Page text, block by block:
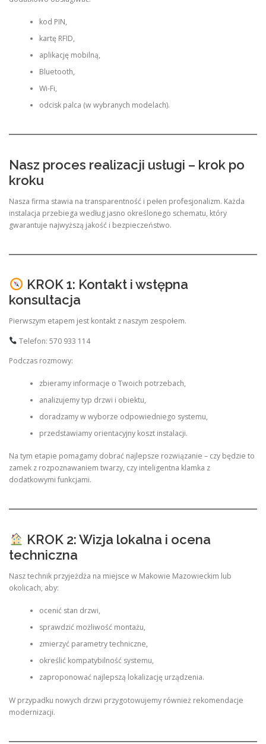
kod PIN,
kartę RFID,
aplikację mobilną,
Bluetooth,
Wi-Fi,
odcisk palca (w wybranych modelach).
Nasz proces realizacji usługi – krok po
kroku
Nasza firma stawia na transparentność i pełen profesjonalizm. Każda
instalacja przebiega według jasno określonego schematu, który
gwarantuje najwyższą jakość i bezpieczeństwo.
KROK 1: Kontakt i wstępna
konsultacja
Pierwszym etapem jest kontakt z naszym zespołem.
Telefon: 570 933 114
Podczas rozmowy:
zbieramy informacje o Twoich potrzebach,
analizujemy typ drzwi i obiektu,
doradzamy w wyborze odpowiedniego systemu,
przedstawiamy orientacyjny koszt instalacji.
Na tym etapie pomagamy dobrać najlepsze rozwiązanie – czy będzie to
zamek z rozpoznawaniem twarzy, czy inteligentna klamka z
dodatkowymi funkcjami.
KROK 2: Wizja lokalna i ocena
techniczna
Nasz technik przyjeżdża na miejsce w Makowie Mazowieckim lub
okolicach, aby:
ocenić stan drzwi,
sprawdzić możliwość montażu,
zmierzyć parametry techniczne,
określić kompatybilność systemu,
zaproponować najlepszą lokalizację urządzenia.
W przypadku nowych drzwi przygotowujemy również rekomendacje
modernizacji.